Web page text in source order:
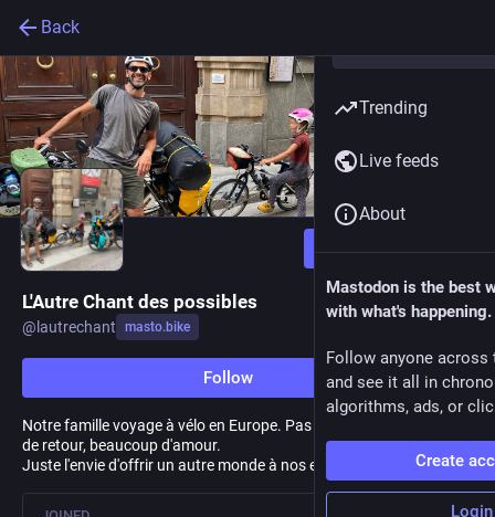
Back
Follow
L'Autre Chant des possibles
@ lautrechant masto.bike
Follow
Notre famille voyage à vélo en Europe. Pas d'itinéraire, pas de date
de retour, beaucoup d'amour.
Juste l'envie d'offrir un autre monde à nos enfants.
Trending
Live feeds
About
Mastodon is the best
with what's happening.
Follow anyone across
and see it all in
algorithms, ads, or
Create
Login